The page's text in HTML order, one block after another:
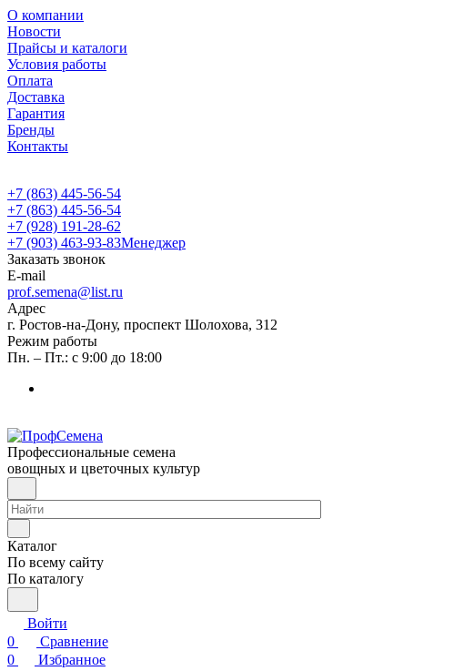
О компании
Новости
Прайсы и каталоги
Условия работы
Оплата
Доставка
Гарантия
Бренды
Контакты
+7 (863) 445-56-54
+7 (863) 445-56-54
+7 (928) 191-28-62
+7 (903) 463-93-83Менеджер
Заказать звонок
E-mail
prof.semena@list.ru
Адрес
г. Ростов-на-Дону, проспект Шолохова, 312
Режим работы
Пн. – Пт.: с 9:00 до 18:00
Профессиональные семена
овощных и цветочных культур
Каталог
По всему сайту
По каталогу
Войти
0
Сравнение
0
Избранное